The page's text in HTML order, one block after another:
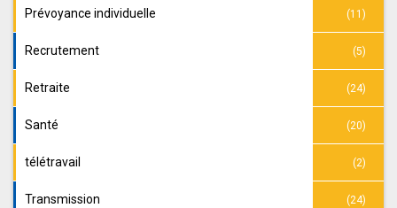
Prévoyance individuelle (11)
Recrutement (5)
Retraite (24)
Santé (20)
télétravail (2)
Transmission (24)